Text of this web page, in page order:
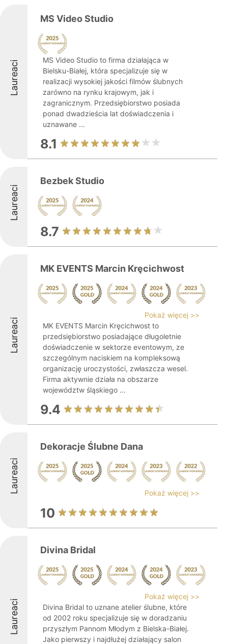
Laureaci
MS Video Studio
MS Video Studio to firma działająca w
Bielsku-Białej, która specjalizuje się w
realizacji wysokiej jakości filmów ślubnych
zarówno na rynku krajowym, jak i
zagranicznym. Przedsiębiorstwo posiada
ponad dwadzieścia lat doświadczenia i
uznawane ...
8.1
Laureaci
Bezbek Studio
8.7
Laureaci
MK EVENTS Marcin Kręcichwost
Pokaż więcej >>
MK EVENTS Marcin Kręcichwost to
przedsiębiorstwo posiadające długoletnie
doświadczenie w sektorze eventowym, ze
szczególnym naciskiem na kompleksową
organizację uroczystości, zwłaszcza wesel.
Firma aktywnie działa na obszarze
województw śląskiego ...
9.4
Laureaci
Dekoracje Ślubne Dana
Pokaż więcej >>
10
Laureaci
Divina Bridal
Pokaż więcej >>
Divina Bridal to uznane atelier ślubne, które
od 2002 roku specjalizuje się w doradzaniu
przyszłym Pannom Młodym z Bielska-Białej.
Jako pierwszy i najdłużej działający salon